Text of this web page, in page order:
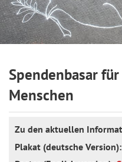
Spendenbasar
Menschen
Zu den aktuellen
Plakat (deutsche Version):